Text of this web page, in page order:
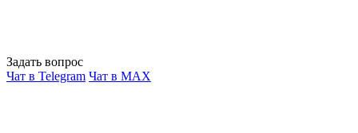
Задать вопрос
Чат в Telegram Чат в MAX